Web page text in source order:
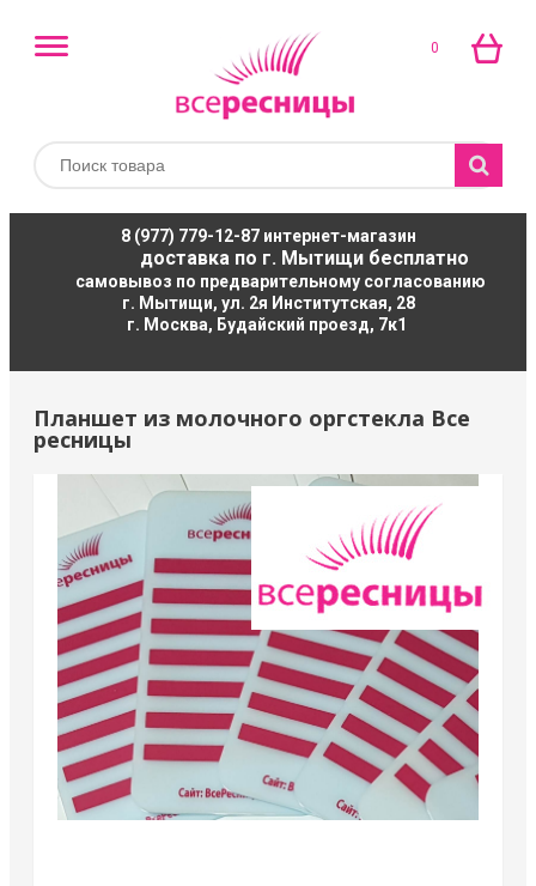
0
8 (977) 779-12-87интернет-магазин
доставка по г. Мытищи бесплатно
самовывоз по предварительному согласованию
г. Мытищи, ул. 2я Институтская, 28
г. Москва, Будайский проезд, 7к1
Планшет из молочного оргстекла Все
ресницы